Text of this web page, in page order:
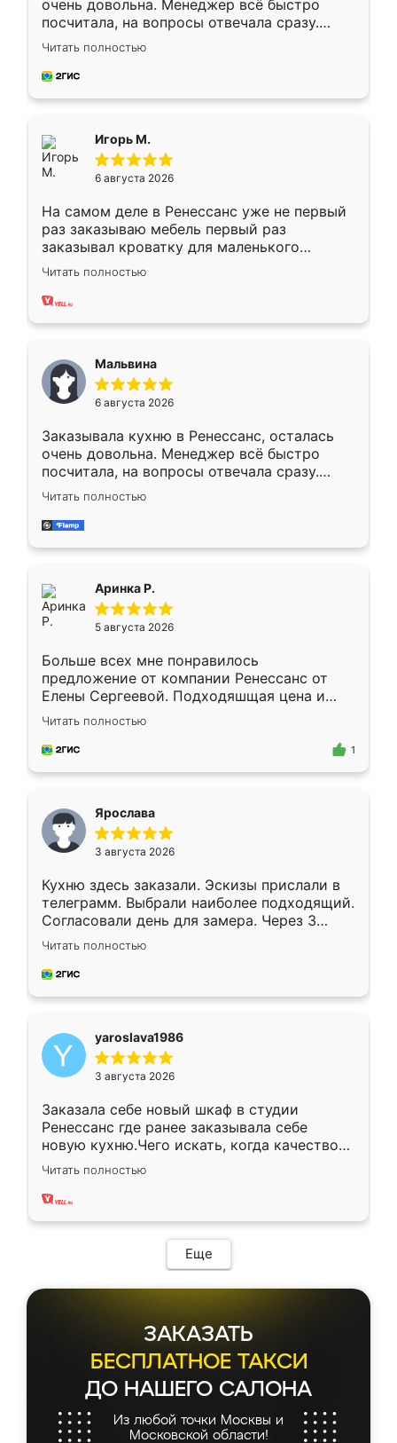
очень довольна. Менеджер всё быстро
посчитала, на вопросы отвечала сразу.
Замерщик приехал в субботу, подошёл к
делу со всей ответственностью. Собрали
за день, ребята работали аккуратно, даже
Читать полностью
Игорь М.
6 августа 2026
На самом деле в Ренессанс уже не первый
раз заказываю мебель первый раз
заказывал кроватку для маленького
ребёнка при его рождении ,во второй раз
заказал шкаф-купе. По качеству очень
хорошее сборка достаточно быстрая,
меньше, здесь же он более разнообразный.
Мне нравится ,если что-то потребуется из
мебели буду заказывать только здесь.
Читать полностью
Мальвина
6 августа 2026
Заказывала кухню в Ренессанс, осталась
очень довольна. Менеджер всё быстро
посчитала, на вопросы отвечала сразу.
Замерщик приехал в субботу, подошёл к
делу со всей ответственностью. Собрали
за день, ребята работали аккуратно, даже
Читать полностью
Аринка Р.
5 августа 2026
Больше всех мне понравилось
предложение от компании Ренессанс от
Елены Сергеевой. Подходяшщая цена и
короткие сроки изготовления. Приехавший
для замера сотрудник Владислав
предложил по моему эскизу самый
Читать полностью
1
Ярослава
3 августа 2026
Кухню здесь заказали. Эскизы прислали в
телеграмм. Выбрали наиболее подходящий.
Согласовали день для замера. Через 3
недели кухня была уже готова. Остались
довольны работой. Спасибо Ренессанс
мебель за качественную работу!
Читать полностью
yaroslava1986
3 августа 2026
Заказала себе новый шкаф в студии
Ренессанс где ранее заказывала себе
новую кухню.Чего искать, когда качеством
вполне довольна. Служит кухня уже почти
два года, нареканий нет.
Читать полностью
Еще
ЗАКАЗАТЬ
БЕСПЛАТНОЕ ТАКСИ
ДО НАШЕГО САЛОНА
Из любой точки Москвы и
Московской области!